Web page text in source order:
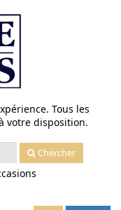
Tous les
votre disposition.
Chercher